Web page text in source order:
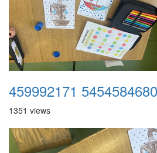
1351 views